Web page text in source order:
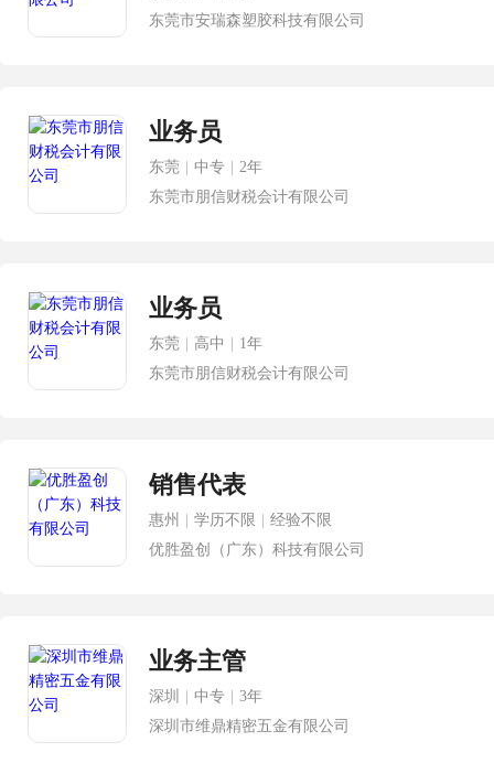
东莞市安瑞森塑胶科技有限公司
业务员
东莞 中专
2年
东莞市朋信财税会计有限公司
业务员
东莞 高中
1年
东莞市朋信财税会计有限公司
销售代表
惠州 学历不限
经验不限
优胜盈创（广东）科技有限公司
业务主管
深圳 中专
3年
深圳市维鼎精密五金有限公司